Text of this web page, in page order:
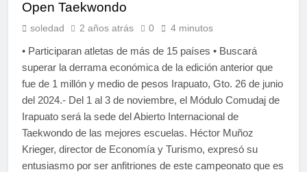
Open Taekwondo
soledad 2 años atrás 0 4 minutos
• Participaran atletas de más de 15 países • Buscará
superar la derrama económica de la edición anterior que
fue de 1 millón y medio de pesos Irapuato, Gto. 26 de junio
del 2024.- Del 1 al 3 de noviembre, el Módulo Comudaj de
Irapuato será la sede del Abierto Internacional de
Taekwondo de las mejores escuelas. Héctor Muñoz
Krieger, director de Economía y Turismo, expresó su
entusiasmo por ser anfitriones de este campeonato que es